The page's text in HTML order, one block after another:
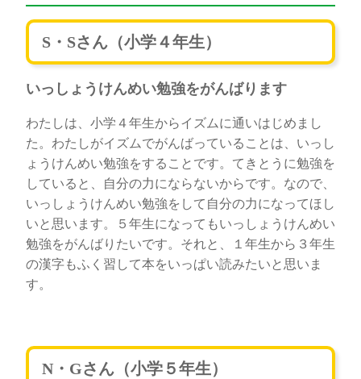
S・Sさん（小学４年生）
いっしょうけんめい勉強をがんばります
わたしは、小学４年生からイズムに通いはじめまし
た。わたしがイズムでがんばっていることは、いっし
ょうけんめい勉強をすることです。てきとうに勉強を
していると、自分の力にならないからです。なので、
いっしょうけんめい勉強をして自分の力になってほし
いと思います。５年生になってもいっしょうけんめい
勉強をがんばりたいです。それと、１年生から３年生
の漢字もふく習して本をいっぱい読みたいと思いま
す。
N・Gさん（小学５年生）